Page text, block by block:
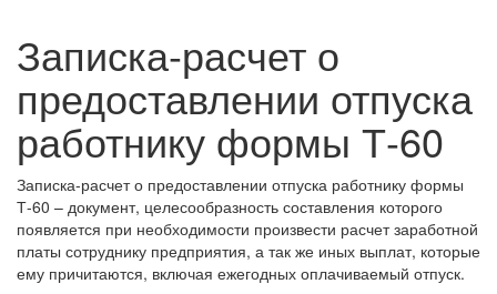
Записка-расчет о
предоставлении отпуска
работнику формы Т-60
Записка-расчет о предоставлении отпуска работнику формы
Т-60 – документ, целесообразность составления которого
появляется при необходимости произвести расчет заработной
платы сотруднику предприятия, а так же иных выплат, которые
ему причитаются, включая ежегодных оплачиваемый отпуск.